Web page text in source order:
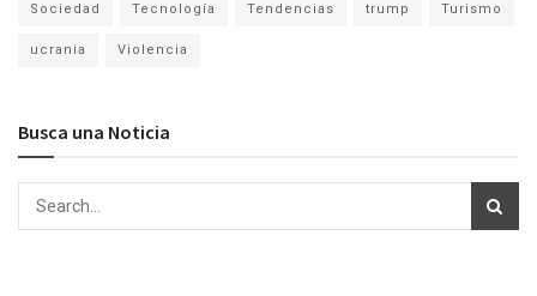
Sociedad Tecnología Tendencias trump Turismo
ucrania Violencia
Busca una Noticia